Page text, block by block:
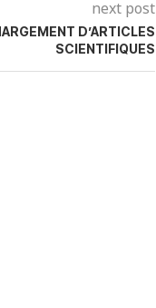
next post
D’ARTICLES
SCIENTIFIQUES